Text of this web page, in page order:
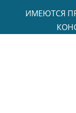
ИМЕЮТСЯ